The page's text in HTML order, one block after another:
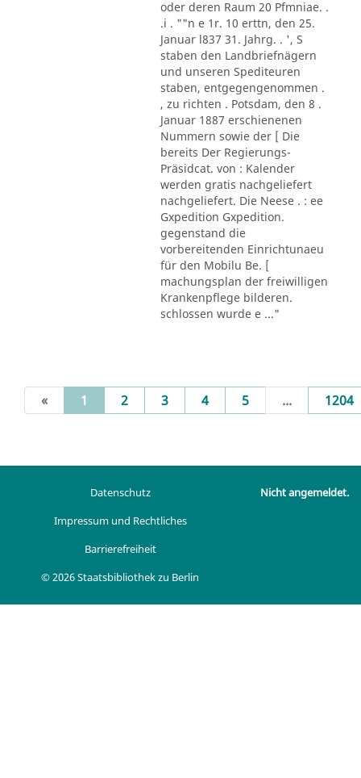
oder deren Raum 20 Pfmniae. .
.i . ""n e 1r. 10 erttn, den 25.
Januar l837 31. Jahrg. . ', S
staben den Landbriefnägern
und unseren Spediteuren
staben, entgegengenommen .
, zu richten . Potsdam, den 8 .
Januar 1887 erschienenen
Nummern sowie der [ Die
bereits Der Regierungs-
Präsidcat. von : Kalender
werden gratis nachgeliefert
nachgeliefert. Die Neese . : ee
Gxpedition Gxpedition.
gegenstand die
vorbereitenden Einrichtunaeu
für den Mobilu Be. [
machungsplan der freiwilligen
Krankenpflege bilderen.
schlossen wurde e ..."
« 1 (current)
2 3 4 5 ... 1204
Datenschutz
Impressum und Rechtliches
Barrierefreiheit
© 2026 Staatsbibliothek zu Berlin
Nicht angemeldet.